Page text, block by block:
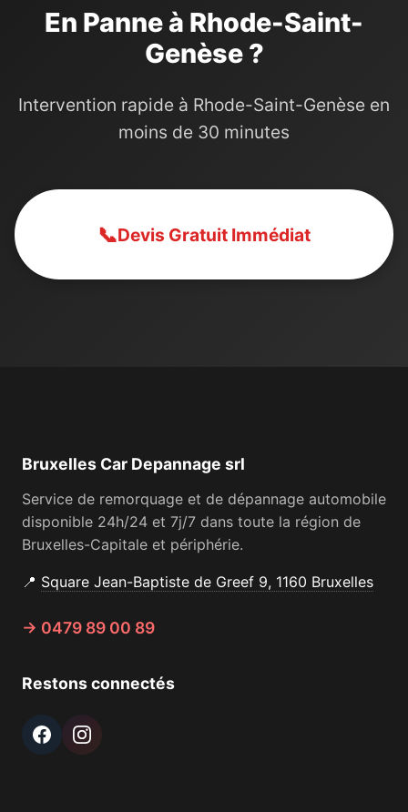
En Panne à Rhode-Saint-
Genèse ?
Intervention rapide à Rhode-Saint-Genèse en
moins de 30 minutes
📞Devis Gratuit Immédiat
Bruxelles Car Depannage srl
Service de remorquage et de dépannage automobile
disponible 24h/24 et 7j/7 dans toute la région de
Bruxelles-Capitale et périphérie.
📍 Square Jean-Baptiste de Greef 9, 1160 Bruxelles
→ 0479 89 00 89
Restons connectés